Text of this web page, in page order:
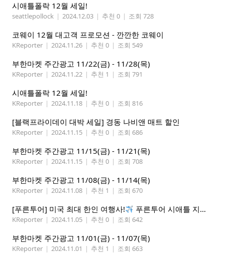
시애틀폴락 12월 세일!
seattlepollock | 2024.12.03 | 추천 0 | 조회 728
코웨이 12월 대고객 프로모션 - 깐깐한 코웨이
KReporter | 2024.11.26 | 추천 0 | 조회 549
부한마켓 주간광고 11/22(금) - 11/28(목)
KReporter | 2024.11.22 | 추천 1 | 조회 791
시애틀폴락 12월 세일!
KReporter | 2024.11.18 | 추천 0 | 조회 816
[블랙프라이데이 대박 세일] 경동 나비앤 매트 할인
KReporter | 2024.11.15 | 추천 0 | 조회 686
부한마켓 주간광고 11/15(금) - 11/21(목)
KReporter | 2024.11.15 | 추천 0 | 조회 708
부한마켓 주간광고 11/08(금) - 11/14(목)
KReporter | 2024.11.08 | 추천 1 | 조회 670
[푸른투어] 미국 최대 한인 여행사! 푸른투어 시애틀 지점 오픈특가, 최대 300불 할인!
KReporter | 2024.11.05 | 추천 0 | 조회 642
부한마켓 주간광고 11/01(금) - 11/07(목)
KReporter | 2024.11.01 | 추천 1 | 조회 663